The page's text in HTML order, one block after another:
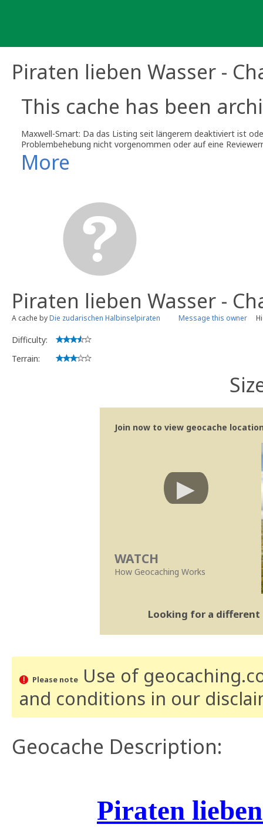
Piraten lieben Wasser -
This cache has been
Maxwell-Smart: Da das Listing seit längerem deaktiviert ist
Problembehebung nicht vorgenommen oder auf eine
Wenn Du an dieser Stelle wieder einen Cache platzieren
Andernfalls sammele bitte eventuellen Geomüll
More
Piraten lieben Wasser -
A cache byDie zudarischen Halbinselpiraten Message this owner
Difficulty:
Terrain:
Join now to view geocache
WATCH
How Geocaching Works
Looking for a different
Please noteUse of
and conditions in our
Geocache Description:
Piraten